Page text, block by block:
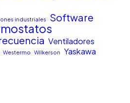
industriales Software
Ventiladores
Westermo Wilkerson Yaskawa